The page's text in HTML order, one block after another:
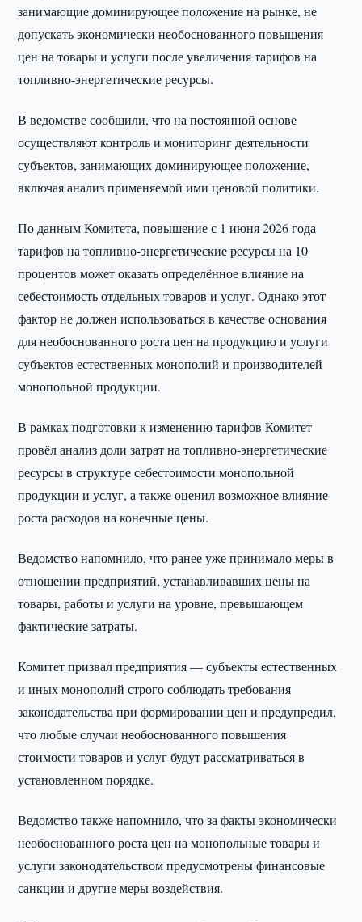
занимающие доминирующее положение на рынке, не
допускать экономически необоснованного повышения
цен на товары и услуги после увеличения тарифов на
топливно-энергетические ресурсы.
В ведомстве сообщили, что на постоянной основе
осуществляют контроль и мониторинг деятельности
субъектов, занимающих доминирующее положение,
включая анализ применяемой ими ценовой политики.
По данным Комитета, повышение с 1 июня 2026 года
тарифов на топливно-энергетические ресурсы на 10
процентов может оказать определённое влияние на
себестоимость отдельных товаров и услуг. Однако этот
фактор не должен использоваться в качестве основания
для необоснованного роста цен на продукцию и услуги
субъектов естественных монополий и производителей
монопольной продукции.
В рамках подготовки к изменению тарифов Комитет
провёл анализ доли затрат на топливно-энергетические
ресурсы в структуре себестоимости монопольной
продукции и услуг, а также оценил возможное влияние
роста расходов на конечные цены.
Ведомство напомнило, что ранее уже принимало меры в
отношении предприятий, устанавливавших цены на
товары, работы и услуги на уровне, превышающем
фактические затраты.
Комитет призвал предприятия — субъекты естественных
и иных монополий строго соблюдать требования
законодательства при формировании цен и предупредил,
что любые случаи необоснованного повышения
стоимости товаров и услуг будут рассматриваться в
установленном порядке.
Ведомство также напомнило, что за факты экономически
необоснованного роста цен на монопольные товары и
услуги законодательством предусмотрены финансовые
санкции и другие меры воздействия.